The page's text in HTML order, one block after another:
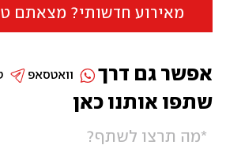
מאירוע חדשותי? מצאתם
שתפו אותנו כאן
אפשר גם דרך וואטסאפ